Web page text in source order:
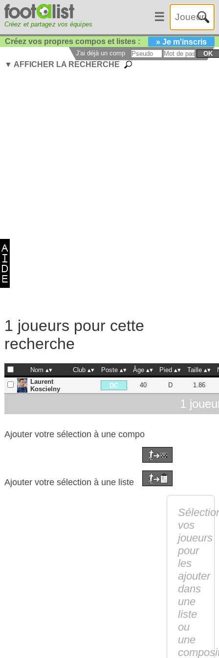
Créez et partagez vos équipes
☰
Créez vos propres compos et listes : » Je m'inscris
J'ai déjà un compte : OK
▼ AFFICHER LA RECHERCHE
1 joueurs pour cette
recherche
Nom Club Poste Âge Pied Taille
Laurent
Koscielny
DC 40 D 1.86
1
Ajouter votre sélection à une compo
Ajouter votre sélection à une liste
vos
joueurs
pour
les
ajouter
dans
une
liste
ou
une